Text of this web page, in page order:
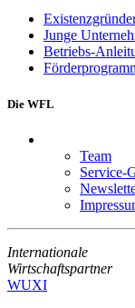
Junge
Betriebs-
Die WFL
Team
Service-
Internationale
Wirtschaftspartner
WUXI